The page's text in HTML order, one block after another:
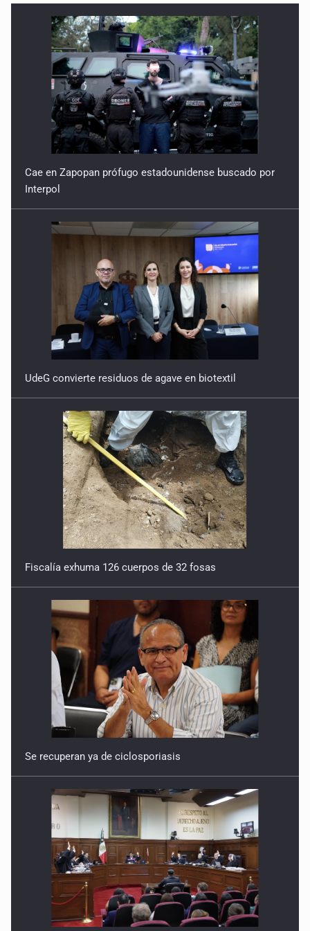
Cae en Zapopan prófugo estadounidense buscado por
Interpol
UdeG convierte residuos de agave en biotextil
Fiscalía exhuma 126 cuerpos de 32 fosas
Se recuperan ya de ciclosporiasis